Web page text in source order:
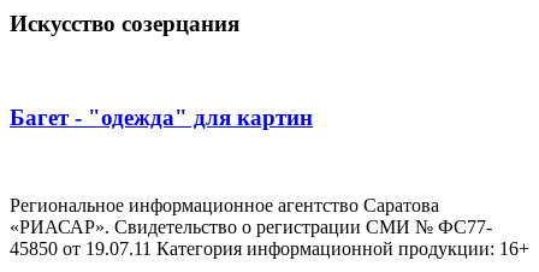
Искусство созерцания
Багет - "одежда" для картин
Региональное информационное агентство Саратова
«РИАСАР». Свидетельство о регистрации СМИ № ФС77-
45850 от 19.07.11 Категория информационной продукции: 16+